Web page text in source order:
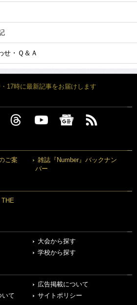
せ・Ｑ＆Ａ
17時に最新記事をお届けします
ご案
雑誌『Number』バックナン
バー
大会から探す
学校から探す
広告掲載について
いて
サイトポリシー